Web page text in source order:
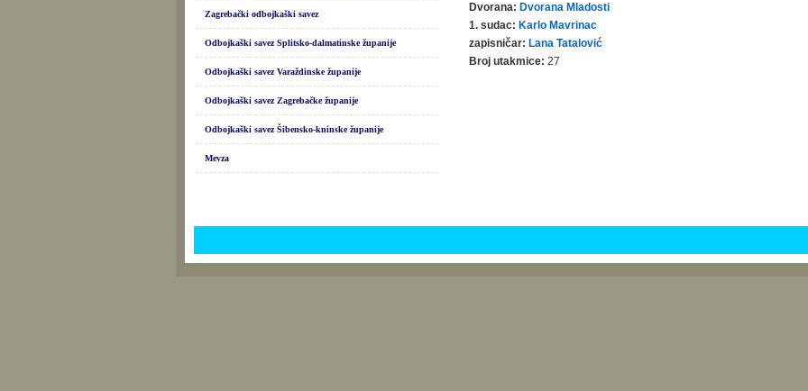
Zagrebački odbojkaški savez
Odbojkaški savez Splitsko-dalmatinske županije
Odbojkaški savez Varaždinske županije
Odbojkaški savez Zagrebačke županije
Odbojkaški savez Šibensko-kninske županije
Mevza
Dvorana: Dvorana Mladosti
1. sudac: Karlo Mavrinac
zapisničar: Lana Tatalović
Broj utakmice: 27